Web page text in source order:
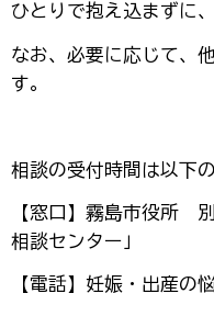
ひとりで抱え込まずに
なお、必要に応じて、
す。
相談の受付時間は以下
【窓口】霧島市役所
相談センター」
【電話】妊娠・出産の